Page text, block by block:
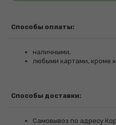
Способы оплаты:
наличными,
любыми картами, кроме
Способы доставки:
Самовывоз по адресу